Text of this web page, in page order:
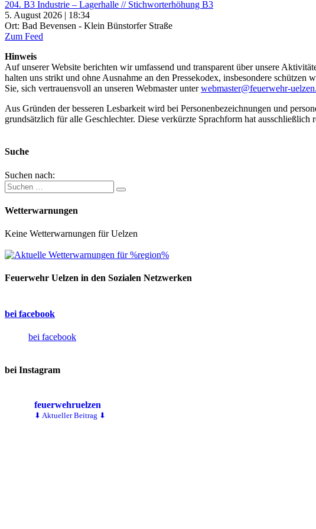
204. B3 Industrie – Lagerhalle // Stichworterhöhung B3
5. August 2026 | 18:34
Ort: Bad Bevensen - Klein Bünstorfer Straße
Zum Feed
Hinweis
Auf unserer Website berichten wir umfassend und transparent über unsere
halten uns strikt und ohne Ausnahme an den Pressekodex, insbesondere
Sie, sich vertrauensvoll an unseren Webmaster unterwebmaster@feuerwehr-
Aus Gründen der besseren Lesbarkeit wird bei Personenbezeichnungen und
grundsätzlich für alle Geschlechter. Diese verkürzte Sprachform hat
Suche
Suchen nach:
Wetterwarnungen
Keine Wetterwarnungen für Uelzen
Feuerwehr Uelzen in den Sozialen Netzwerken
bei facebook
bei facebook
bei Instagram
feuerwehruelzen
⬇ Aktueller Beitrag ⬇